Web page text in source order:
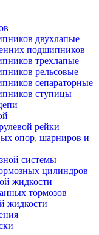
двухлапые
подшипников
трехлапые
рельсовые
сепараторные
ступицы
рейки
опор, шарниров и
системы
цилиндров
жидкости
тормозов
жидкости